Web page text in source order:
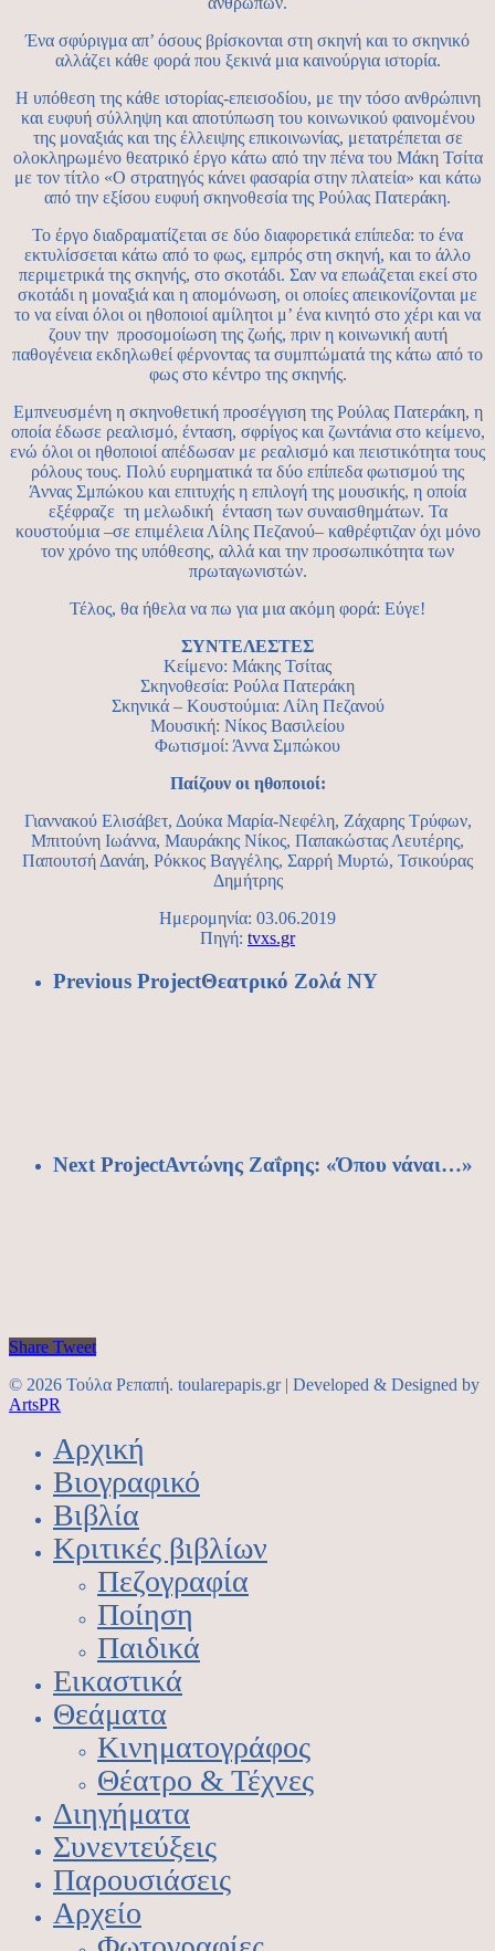
Ένα σφύριγμα απ’ όσους βρίσκονται στη σκηνή και το σκηνικό
αλλάζει κάθε φορά που ξεκινά μια καινούργια ιστορία.
Η υπόθεση της κάθε ιστορίας-επεισοδίου, με την τόσο ανθρώπινη
και ευφυή σύλληψη και αποτύπωση του κοινωνικού φαινομένου
της μοναξιάς και της έλλειψης επικοινωνίας, μετατρέπεται σε
ολοκληρωμένο θεατρικό έργο κάτω από την πένα του Μάκη Τσίτα
με τον τίτλο «Ο στρατηγός κάνει φασαρία στην πλατεία» και κάτω
από την εξίσου ευφυή σκηνοθεσία της Ρούλας Πατεράκη.
Το έργο διαδραματίζεται σε δύο διαφορετικά επίπεδα: το ένα
εκτυλίσσεται κάτω από το φως, εμπρός στη σκηνή, και το άλλο
περιμετρικά της σκηνής, στο σκοτάδι. Σαν να επωάζεται εκεί στο
σκοτάδι η μοναξιά και η απομόνωση, οι οποίες απεικονίζονται με
το να είναι όλοι οι ηθοποιοί αμίλητοι μ’ ένα κινητό στο χέρι και να
ζουν την προσομοίωση της ζωής, πριν η κοινωνική αυτή
παθογένεια εκδηλωθεί φέρνοντας τα συμπτώματά της κάτω από το
φως στο κέντρο της σκηνής.
Εμπνευσμένη η σκηνοθετική προσέγγιση της Ρούλας Πατεράκη, η
οποία έδωσε ρεαλισμό, ένταση, σφρίγος και ζωντάνια στο κείμενο,
ενώ όλοι οι ηθοποιοί απέδωσαν με ρεαλισμό και πειστικότητα τους
ρόλους τους. Πολύ ευρηματικά τα δύο επίπεδα φωτισμού της
Άννας Σμπώκου και επιτυχής η επιλογή της μουσικής, η οποία
εξέφραζε τη μελωδική ένταση των συναισθημάτων. Τα
κουστούμια –σε επιμέλεια Λίλης Πεζανού– καθρέφτιζαν όχι μόνο
τον χρόνο της υπόθεσης, αλλά και την προσωπικότητα των
πρωταγωνιστών.
Τέλος, θα ήθελα να πω για μια ακόμη φορά: Εύγε!
ΣΥΝΤΕΛΕΣΤΕΣ
Κείμενο: Μάκης Τσίτας
Σκηνοθεσία: Ρούλα Πατεράκη
Σκηνικά – Κουστούμια: Λίλη Πεζανού
Μουσική: Νίκος Βασιλείου
Φωτισμοί: Άννα Σμπώκου
Παίζουν οι ηθοποιοί:
Γιαννακού Ελισάβετ, Δούκα Μαρία-Νεφέλη, Ζάχαρης Τρύφων,
Μπιτούνη Ιωάννα, Μαυράκης Νίκος, Παπακώστας Λευτέρης,
Παπουτσή Δανάη, Ρόκκος Βαγγέλης, Σαρρή Μυρτώ, Τσικούρας
Δημήτρης
Ημερομηνία: 03.06.2019
Πηγή: tvxs.gr
Previous ProjectΘεατρικό Ζολά ΝΥ
Next ProjectΑντώνης Ζαΐρης: «Όπου νάναι…»
Share Tweet
© 2026 Τούλα Ρεπαπή. toularepapis.gr | Developed & Designed by
ArtsPR
Αρχική
Βιογραφικό
Βιβλία
Κριτικές βιβλίων
Πεζογραφία
Ποίηση
Παιδικά
Εικαστικά
Θεάματα
Κινηματογράφος
Θέατρο & Τέχνες
Διηγήματα
Συνεντεύξεις
Παρουσιάσεις
Αρχείο